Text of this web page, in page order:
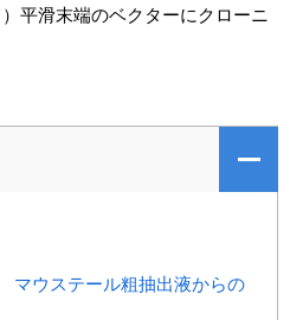
平滑末端のベクターにクローニ
マウステール粗抽出液からの